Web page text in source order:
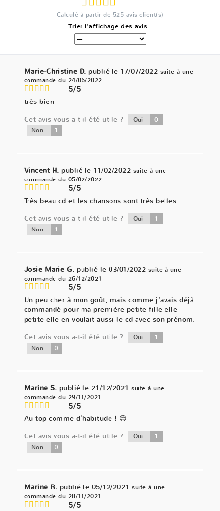
Calculé à partir de 525 avis client(s)
Trier l'affichage des avis :
Marie-Christine D.publié le 17/07/2022 suite à une
commande du 24/06/2022
5/5
très bien
Cet avis vous a-t-il été utile ?
Oui 0
Non 1
Vincent H.publié le 11/02/2022 suite à une
commande du 05/02/2022
5/5
Très beau cd et les chansons sont très belles.
Cet avis vous a-t-il été utile ?
Oui 1
Non 1
Josie Marie G.publié le 03/01/2022 suite à une
commande du 26/12/2021
5/5
Un peu cher à mon goût, mais comme j'avais déjà
commandé pour ma première petite fille elle
petite elle en voulait aussi le cd avec son prénom.
Cet avis vous a-t-il été utile ?
Oui 1
Non 0
Marine S. publié le 21/12/2021 suite à une
commande du 29/11/2021
5/5
Au top comme d'habitude ! 😊
Cet avis vous a-t-il été utile ?
Oui 1
Non 0
Marine R. publié le 05/12/2021 suite à une
commande du 28/11/2021
5/5